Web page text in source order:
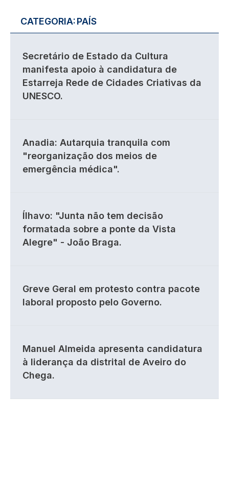
CATEGORIA:PAÍS
Secretário de Estado da Cultura
manifesta apoio à candidatura de
Estarreja Rede de Cidades Criativas da
UNESCO.
Anadia: Autarquia tranquila com
"reorganização dos meios de
emergência médica".
Ílhavo: "Junta não tem decisão
formatada sobre a ponte da Vista
Alegre" - João Braga.
Greve Geral em protesto contra pacote
laboral proposto pelo Governo.
Manuel Almeida apresenta candidatura
à liderança da distrital de Aveiro do
Chega.